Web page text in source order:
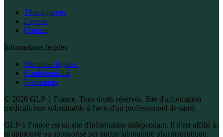
Témoignages
Experts
Contact
Informations légales
Mentions légales
Confidentialité
Partenaires
© 2026 GLP-1 France. Tous droits réservés. Site d'information
médicale non substituable à l'avis d'un professionnel de santé.
GLP-1 France est un site d'information indépendant. Il n'est affilié à,
ni approuvé ou sponsorisé par aucun laboratoire pharmaceutique.